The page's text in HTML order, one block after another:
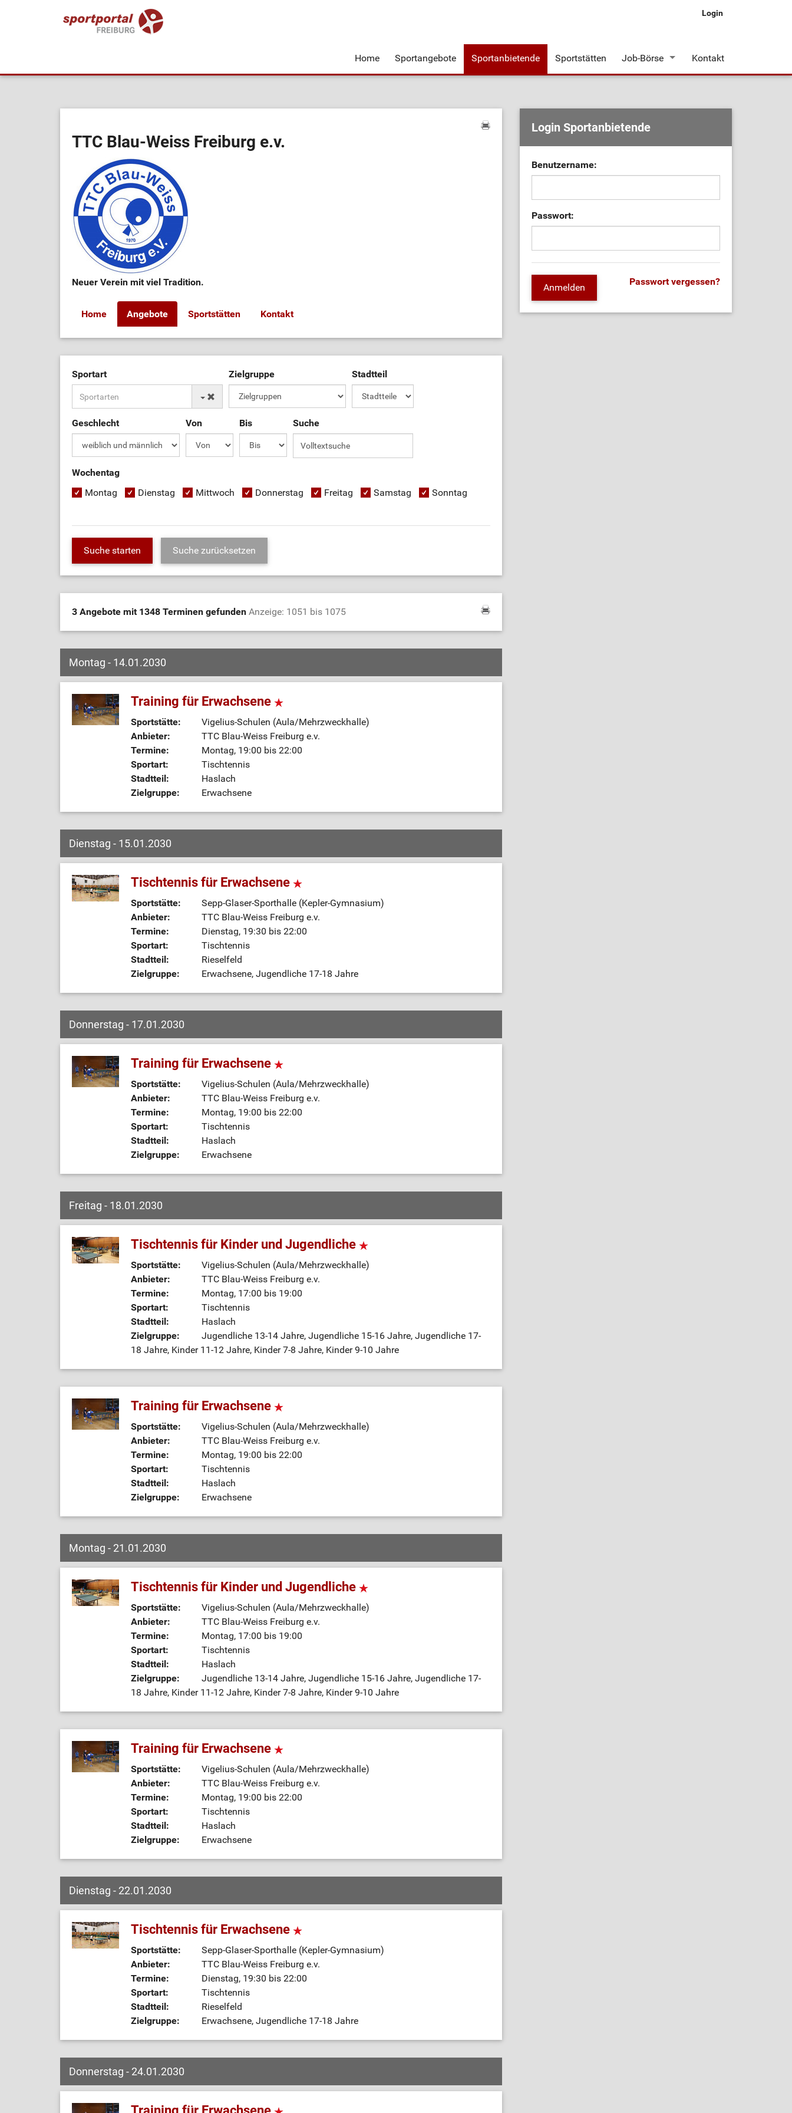
Login
Home Sportangebote Sportanbietende Sportstätten Job-Börse Kontakt
TTC Blau-Weiss Freiburg e.v.
Neuer Verein mit viel Tradition.
Home Angebote Sportstätten Kontakt
Sportart Zielgruppe Stadtteil
Geschlecht Von Bis Suche
Wochentag
Montag
Dienstag Mittwoch Donnerstag Freitag Samstag Sonntag
3 Angebote mit 1348 Terminen gefunden Anzeige: 1051 bis 1075
Montag - 14.01.2030
Training für Erwachsene
Sportstätte:
Vigelius-Schulen (Aula/Mehrzweckhalle)
Anbieter:
TTC Blau-Weiss Freiburg e.v.
Termine:
Montag, 19:00 bis 22:00
Sportart:
Tischtennis
Stadtteil:
Haslach
Zielgruppe:
Erwachsene
Dienstag - 15.01.2030
Tischtennis für Erwachsene
Sportstätte:
Sepp-Glaser-Sporthalle (Kepler-Gymnasium)
Anbieter:
TTC Blau-Weiss Freiburg e.v.
Termine:
Dienstag, 19:30 bis 22:00
Sportart:
Tischtennis
Stadtteil:
Rieselfeld
Zielgruppe:
Erwachsene, Jugendliche 17-18 Jahre
Donnerstag - 17.01.2030
Training für Erwachsene
Sportstätte:
Vigelius-Schulen (Aula/Mehrzweckhalle)
Anbieter:
TTC Blau-Weiss Freiburg e.v.
Termine:
Montag, 19:00 bis 22:00
Sportart:
Tischtennis
Stadtteil:
Haslach
Zielgruppe:
Erwachsene
Freitag - 18.01.2030
Tischtennis für Kinder und Jugendliche
Sportstätte:
Vigelius-Schulen (Aula/Mehrzweckhalle)
Anbieter:
TTC Blau-Weiss Freiburg e.v.
Termine:
Montag, 17:00 bis 19:00
Sportart:
Tischtennis
Stadtteil:
Haslach
Zielgruppe:
Jugendliche 13-14 Jahre, Jugendliche 15-16 Jahre, Jugendliche 17-
18 Jahre, Kinder 11-12 Jahre, Kinder 7-8 Jahre, Kinder 9-10 Jahre
Training für Erwachsene
Sportstätte:
Vigelius-Schulen (Aula/Mehrzweckhalle)
Anbieter:
TTC Blau-Weiss Freiburg e.v.
Termine:
Montag, 19:00 bis 22:00
Sportart:
Tischtennis
Stadtteil:
Haslach
Zielgruppe:
Erwachsene
Montag - 21.01.2030
Tischtennis für Kinder und Jugendliche
Sportstätte:
Vigelius-Schulen (Aula/Mehrzweckhalle)
Anbieter:
TTC Blau-Weiss Freiburg e.v.
Termine:
Montag, 17:00 bis 19:00
Sportart:
Tischtennis
Stadtteil:
Haslach
Zielgruppe:
Jugendliche 13-14 Jahre, Jugendliche 15-16 Jahre, Jugendliche 17-
18 Jahre, Kinder 11-12 Jahre, Kinder 7-8 Jahre, Kinder 9-10 Jahre
Training für Erwachsene
Sportstätte:
Vigelius-Schulen (Aula/Mehrzweckhalle)
Anbieter:
TTC Blau-Weiss Freiburg e.v.
Termine:
Montag, 19:00 bis 22:00
Sportart:
Tischtennis
Stadtteil:
Haslach
Zielgruppe:
Erwachsene
Dienstag - 22.01.2030
Tischtennis für Erwachsene
Sportstätte:
Sepp-Glaser-Sporthalle (Kepler-Gymnasium)
Anbieter:
TTC Blau-Weiss Freiburg e.v.
Termine:
Dienstag, 19:30 bis 22:00
Sportart:
Tischtennis
Stadtteil:
Rieselfeld
Zielgruppe:
Erwachsene, Jugendliche 17-18 Jahre
Donnerstag - 24.01.2030
Login Sportanbietende
Benutzername:
Passwort:
Passwort vergessen?